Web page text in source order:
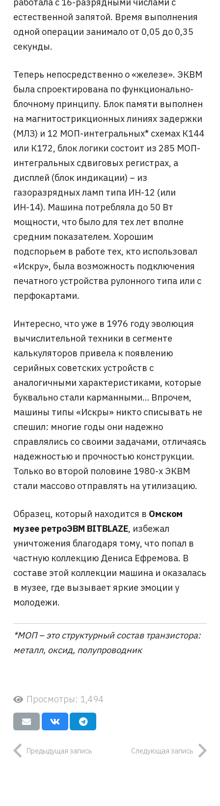
естественной запятой. Время выполнения
одной операции занимало от 0,05 до 0,35
секунды.
Теперь непосредственно о «железе». ЭКВМ
была спроектирована по функционально-
блочному принципу. Блок памяти выполнен
на магнитострикционных линиях задержки
(МЛЗ) и 12 МОП-интегральных* схемах К144
или К172, блок логики состоит из 285 МОП-
интегральных сдвиговых регистрах, а
дисплей (блок индикации) – из
газоразрядных ламп типа ИН-12 (или
ИН-14). Машина потребляла до 50 Вт
мощности, что было для тех лет вполне
средним показателем. Хорошим
подспорьем в работе тех, кто использовал
«Искру», была возможность подключения
печатного устройства рулонного типа или с
перфокартами.
Интересно, что уже в 1976 году эволюция
вычислительной техники в сегменте
калькуляторов привела к появлению
серийных советских устройств с
аналогичными характеристиками, которые
буквально стали карманными… Впрочем,
машины типы «Искры» никто списывать не
спешил: многие годы они надежно
справлялись со своими задачами, отличаясь
надежностью и прочностью конструкции.
Только во второй половине 1980-х ЭКВМ
стали массово отправлять на утилизацию.
Образец, который находится в Омском
музее ретроЭВМ BITBLAZE, избежал
уничтожения благодаря тому, что попал в
частную коллекцию Дениса Ефремова. В
составе этой коллекции машина и оказалась
в музее, где вызывает яркие эмоции у
молодежи.
*МОП – это структурный состав транзистора:
металл, оксид, полупроводник
Просмотры: 1,494
Предыдущая запись Следующая запись